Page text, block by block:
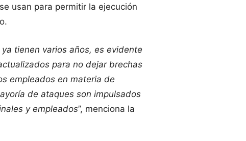
usan para permitir la ejecución
tienen varios años, es evidente
para no dejar brechas
empleados en materia de
de ataques son impulsados
y empleados”, menciona la